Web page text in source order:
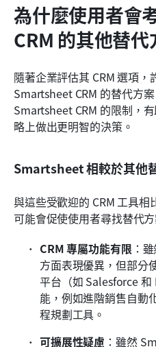
為什麼使用者會
CRM 的其他替代
隨著企業評估其 CRM 選項
Smartsheet CRM 的替代方
Smartsheet CRM 的限制，
略上做出更明智的決策。
Smartsheet 相較於其他
與這些受歡迎的 CRM 工具
可能會促使使用者尋找替代方
CRM 專屬功能有限 ：
方面表現優異，但部分
平台（如 Salesforce
能，例如進階銷售自動
程規劃工具。
可擴展性疑慮 ：雖然